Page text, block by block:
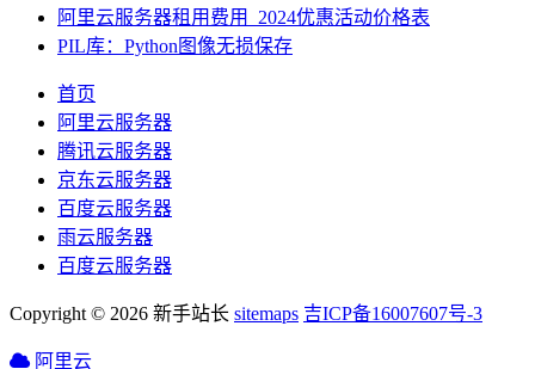
阿里云服务器租用费用_2024优惠活动价格表
PIL库：Python图像无损保存
首页
阿里云服务器
腾讯云服务器
京东云服务器
百度云服务器
雨云服务器
百度云服务器
Copyright © 2026 新手站长 sitemaps 吉ICP备16007607号-3
阿里云